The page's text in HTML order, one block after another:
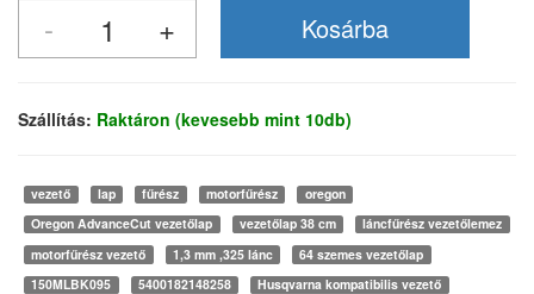
Szállítás: Raktáron (kevesebb mint 10db)
vezető lap fűrész motorfűrész
oregon
Oregon AdvanceCut vezetőlap
vezetőlap 38 cm
láncfűrész vezetőlemez
motorfűrész vezető
1,3 mm ,325 lánc
64 szemes vezetőlap
150MLBK095
5400182148258
Husqvarna kompatibilis vezető